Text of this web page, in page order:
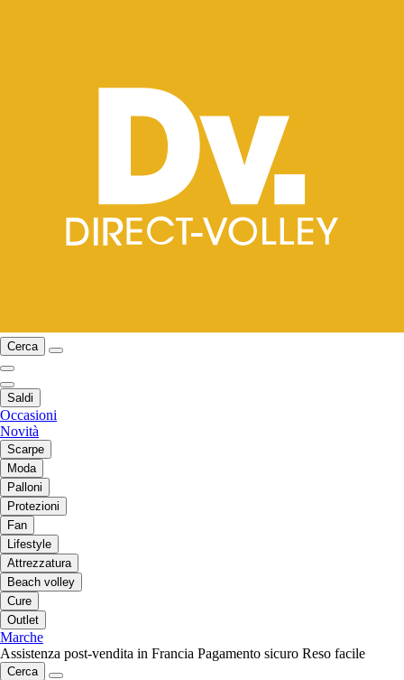
Cerca
Saldi
Occasioni
Novità
Scarpe
Moda
Palloni
Protezioni
Fan
Lifestyle
Attrezzatura
Beach volley
Cure
Outlet
Marche
Assistenza post-vendita in Francia Pagamento sicuro Reso facile
Cerca